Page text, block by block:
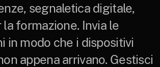
segnaletica digitale,
formazione. Invia le
in modo che i dispositivi
appena arrivano. Gestisci